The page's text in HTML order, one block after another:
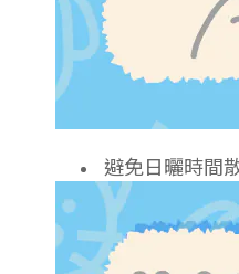
避免日曬時間